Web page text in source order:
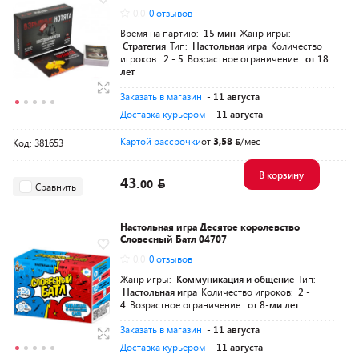
0 отзывов
Время на партию: 15 мин Жанр игры:
Стратегия Тип: Настольная игра Количество
игроков: 2 - 5 Возрастное ограничение: от 18
лет
Заказать в магазин - 11 августа
Доставка курьером - 11 августа
Код: 381653 Картой рассрочкиот3,58 /мес
Сравнить 43.00
В корзину
Настольная игра Десятое королевство
Словесный Батл 04707
0 отзывов
Жанр игры: Коммуникация и общение Тип:
Настольная игра Количество игроков: 2 -
4 Возрастное ограничение: от 8-ми лет
Заказать в магазин - 11 августа
Доставка курьером - 11 августа